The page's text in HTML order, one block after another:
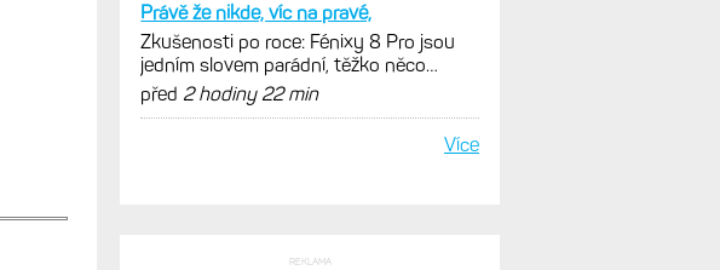
Právě že nikde, víc na pravé,
Zkušenosti po roce: Fénixy 8 Pro jsou
jedním slovem parádní, těžko něco
vytknout. Ale ta nositelnost
před 2 hodiny 22 min
Více
REKLAMA